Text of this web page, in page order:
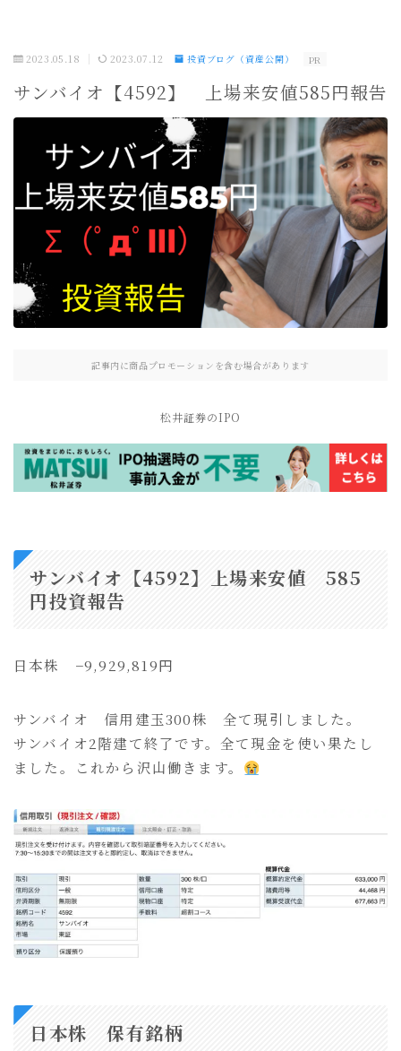
2023.05.18 2023.07.12 投資ブログ（資産公開） PR
サンバイオ【4592】 上場来安値585円報告
記事内に商品プロモーションを含む場合があります
松井証券のIPO
サンバイオ【4592】上場来安値 585
円投資報告
日本株 −9,929,819円
サンバイオ 信用建玉300株 全て現引しました。
サンバイオ2階建て終了です。全て現金を使い果たし
ました。これから沢山働きます。
日本株 保有銘柄